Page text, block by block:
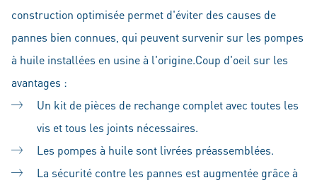
construction optimisée permet d'éviter des causes de
pannes bien connues, qui peuvent survenir sur les pompes
à huile installées en usine à l'origine.Coup d'oeil sur les
avantages :
Un kit de pièces de rechange complet avec toutes les
vis et tous les joints nécessaires.
Les pompes à huile sont livrées préassemblées.
La sécurité contre les pannes est augmentée grâce à